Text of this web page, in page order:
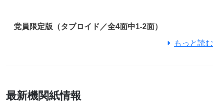
党員限定版（タブロイド／全4面中1-2面）
もっと読む
最新機関紙情報